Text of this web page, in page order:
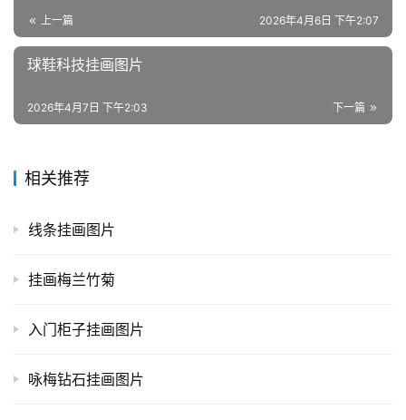
上一篇 2026年4月6日 下午2:07
球鞋科技挂画图片
下一篇
2026年4月7日 下午2:03
相关推荐
线条挂画图片
挂画梅兰竹菊
入门柜子挂画图片
咏梅钻石挂画图片